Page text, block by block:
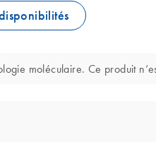
moléculaire. Ce produit